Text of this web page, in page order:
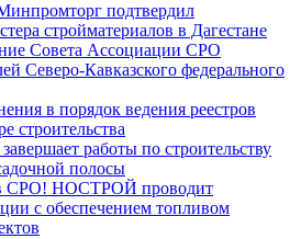
подтвердил
стройматериалов в Дагестане
Совета Ассоциации СРО
Северо-Кавказского федерального
в порядок ведения реестров
строительства
работы по строительству
полосы
СРО! НОСТРОЙ проводит
с обеспечением топливом